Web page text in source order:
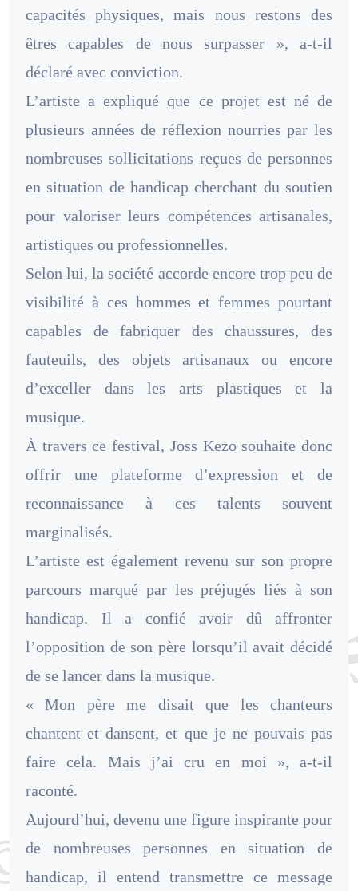
capacités physiques, mais nous restons des
êtres capables de nous surpasser », a-t-il
déclaré avec conviction.
L’artiste a expliqué que ce projet est né de
plusieurs années de réflexion nourries par les
nombreuses sollicitations reçues de personnes
en situation de handicap cherchant du soutien
pour valoriser leurs compétences artisanales,
artistiques ou professionnelles.
Selon lui, la société accorde encore trop peu de
visibilité à ces hommes et femmes pourtant
capables de fabriquer des chaussures, des
fauteuils, des objets artisanaux ou encore
d’exceller dans les arts plastiques et la
musique.
À travers ce festival, Joss Kezo souhaite donc
offrir une plateforme d’expression et de
reconnaissance à ces talents souvent
marginalisés.
L’artiste est également revenu sur son propre
parcours marqué par les préjugés liés à son
handicap. Il a confié avoir dû affronter
l’opposition de son père lorsqu’il avait décidé
de se lancer dans la musique.
« Mon père me disait que les chanteurs
chantent et dansent, et que je ne pouvais pas
faire cela. Mais j’ai cru en moi », a-t-il
raconté.
Aujourd’hui, devenu une figure inspirante pour
de nombreuses personnes en situation de
handicap, il entend transmettre ce message